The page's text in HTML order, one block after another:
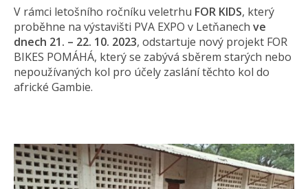
V rámci letošního ročníku veletrhu FOR KIDS, který
proběhne na výstavišti PVA EXPO v Letňanech ve
dnech 21. – 22. 10. 2023, odstartuje nový projekt FOR
BIKES POMÁHÁ, který se zabývá sběrem starých nebo
nepoužívaných kol pro účely zaslání těchto kol do
africké Gambie.